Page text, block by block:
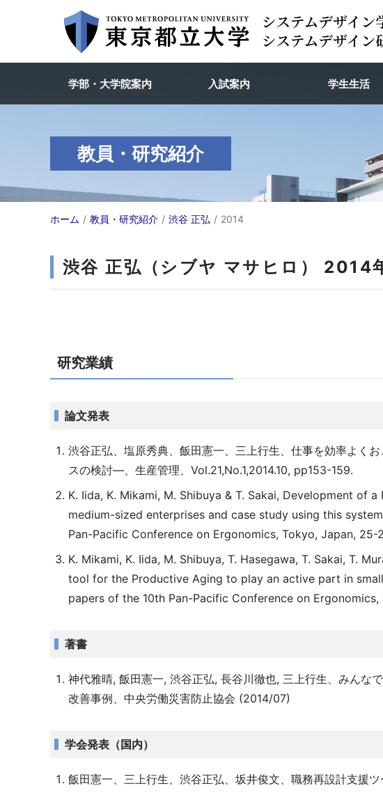
学部・大学院案内 入試案内 学生生活
教員・研究紹介
ホーム 教員・研究紹介 渋谷 正弘 2014
渋谷 正弘（シブヤ マサヒロ） 2014
研究業績
論文発表
渋谷正弘、塩原秀典、飯田憲一、三上行生、仕事を効率よく
スの検討―、生産管理、Vol.21,No.1,2014.10, pp153-159.
K. Iida, K. Mikami, M. Shibuya & T. Sakai, Development of
medium-sized enterprises and case study using this
Pan-Pacific Conference on Ergonomics, Tokyo, Japan, 25-
K. Mikami, K. Iida, M. Shibuya, T. Hasegawa, T. Sakai, T.
tool for the Productive Aging to play an active part in
papers of the 10th Pan-Pacific Conference on
著書
神代雅晴, 飯田憲一, 渋谷正弘, 長谷川徹也, 三上行生、みんな
改善事例、中央労働災害防止協会 (2014/07)
学会発表（国内）
飯田憲一、三上行生、渋谷正弘、坂井俊文、職務再設計支援